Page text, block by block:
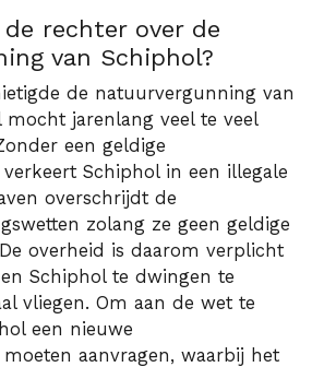
rechter over de
van Schiphol?
de natuurvergunning van
jarenlang veel te veel
een geldige
Schiphol in een illegale
overschrijdt de
zolang ze geen geldige
overheid is daarom verplicht
Schiphol te dwingen te
vliegen. Om aan de wet te
een nieuwe
aanvragen, waarbij het